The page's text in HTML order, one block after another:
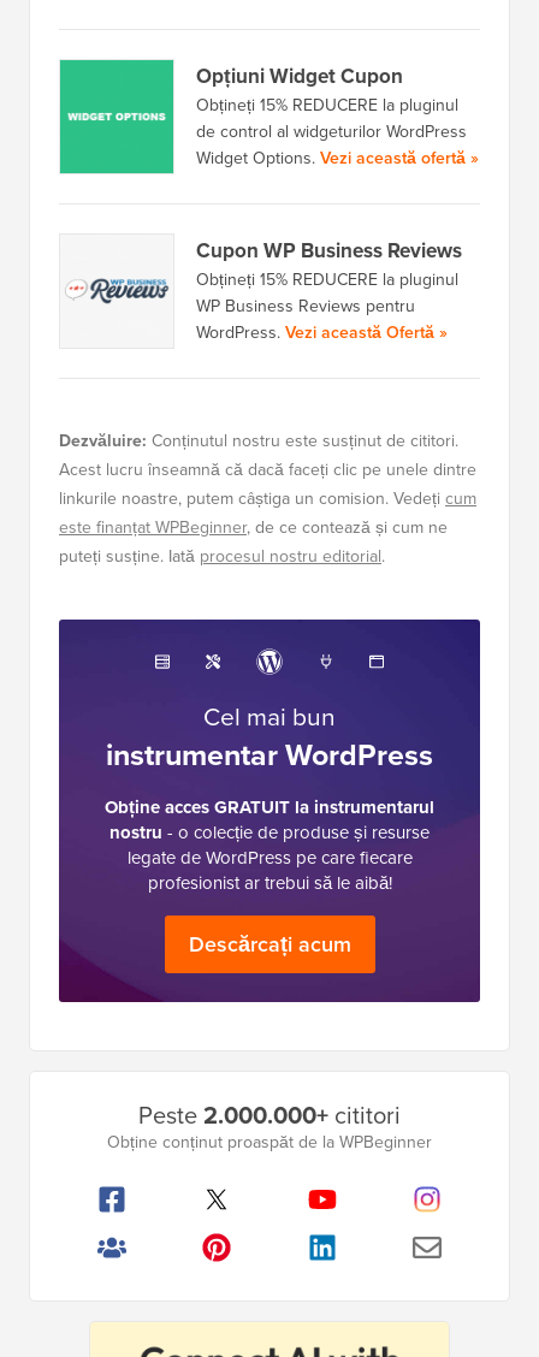
Opțiuni Widget Cupon
Obțineți 15% REDUCERE la pluginul
de control al widgeturilor WordPress
Widget Options.Vezi această ofertă »
Cupon WP Business Reviews
Obțineți 15% REDUCERE la pluginul
WP Business Reviews pentru
WordPress.Vezi această Ofertă »
Dezvăluire: Conținutul nostru este susținut de cititori.
Acest lucru înseamnă că dacă faceți clic pe unele dintre
linkurile noastre, putem câștiga un comision. Vedeți cum
este finanțat WPBeginner, de ce contează și cum ne
puteți susține. Iată procesul nostru editorial.
Cel mai bun
instrumentar WordPress
Obține acces GRATUIT la instrumentarul
nostru - o colecție de produse și resurse
legate de WordPress pe care fiecare
profesionist ar trebui să le aibă!
Descărcați acum
laterală
principală
Peste2.000.000+ cititori
Obține conținut proaspăt de la WPBeginner